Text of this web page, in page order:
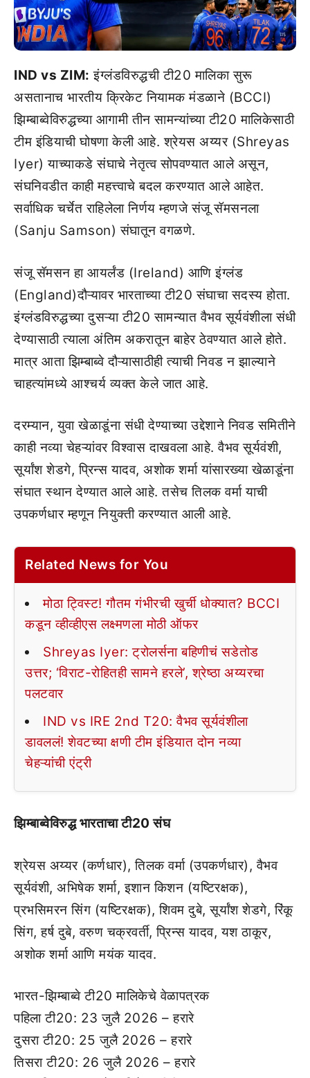
IND vs ZIM: इंग्लंडविरुद्धची टी20 मालिका सुरू
असतानाच भारतीय क्रिकेट नियामक मंडळाने (BCCI)
झिम्बाब्वेविरुद्धच्या आगामी तीन सामन्यांच्या टी20 मालिकेसाठी
टीम इंडियाची घोषणा केली आहे. श्रेयस अय्यर (Shreyas
Iyer) याच्याकडे संघाचे नेतृत्व सोपवण्यात आले असून,
संघनिवडीत काही महत्त्वाचे बदल करण्यात आले आहेत.
सर्वाधिक चर्चेत राहिलेला निर्णय म्हणजे संजू सॅमसनला
(Sanju Samson) संघातून वगळणे.
संजू सॅमसन हा आयर्लंड (Ireland) आणि इंग्लंड
(England)दौऱ्यावर भारताच्या टी20 संघाचा सदस्य होता.
इंग्लंडविरुद्धच्या दुसऱ्या टी20 सामन्यात वैभव सूर्यवंशीला संधी
देण्यासाठी त्याला अंतिम अकरातून बाहेर ठेवण्यात आले होते.
मात्र आता झिम्बाब्वे दौऱ्यासाठीही त्याची निवड न झाल्याने
चाहत्यांमध्ये आश्चर्य व्यक्त केले जात आहे.
दरम्यान, युवा खेळाडूंना संधी देण्याच्या उद्देशाने निवड समितीने
काही नव्या चेहऱ्यांवर विश्वास दाखवला आहे. वैभव सूर्यवंशी,
सूर्यांश शेडगे, प्रिन्स यादव, अशोक शर्मा यांसारख्या खेळाडूंना
संघात स्थान देण्यात आले आहे. तसेच तिलक वर्मा याची
उपकर्णधार म्हणून नियुक्ती करण्यात आली आहे.
Related News for You
मोठा ट्विस्ट! गौतम गंभीरची खुर्ची धोक्यात? BCCI
कडून व्हीव्हीएस लक्ष्मणला मोठी ऑफर
Shreyas Iyer: ट्रोलर्सना बहिणीचं सडेतोड
उत्तर; ‘विराट-रोहितही सामने हरले’, श्रेष्ठा अय्यरचा
पलटवार
IND vs IRE 2nd T20: वैभव सूर्यवंशीला
डावललं! शेवटच्या क्षणी टीम इंडियात दोन नव्या
चेहऱ्यांची एंट्री
झिम्बाब्वेविरुद्ध भारताचा टी20 संघ
श्रेयस अय्यर (कर्णधार), तिलक वर्मा (उपकर्णधार), वैभव
सूर्यवंशी, अभिषेक शर्मा, इशान किशन (यष्टिरक्षक),
प्रभसिमरन सिंग (यष्टिरक्षक), शिवम दुबे, सूर्यांश शेडगे, रिंकू
सिंग, हर्ष दुबे, वरुण चक्रवर्ती, प्रिन्स यादव, यश ठाकूर,
अशोक शर्मा आणि मयंक यादव.
भारत-झिम्बाब्वे टी20 मालिकेचे वेळापत्रक
पहिला टी20: 23 जुलै 2026 – हरारे
दुसरा टी20: 25 जुलै 2026 – हरारे
तिसरा टी20: 26 जुलै 2026 – हरारे